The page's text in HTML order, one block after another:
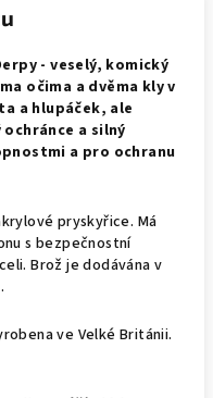
- veselý, komický
očima a dvěma kly v
a hlupáček, ale
a silný
a pro ochranu
pryskyřice. Má
s bezpečnostní
Brož je dodávána v
ve Velké Británii.